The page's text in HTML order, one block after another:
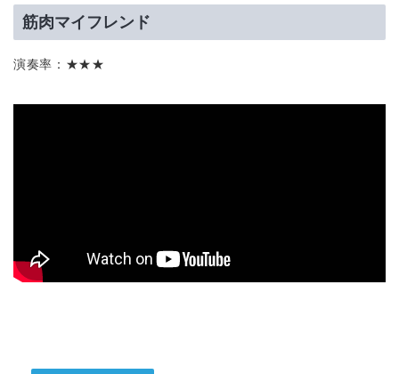
筋肉マイフレンド
演奏率：★★★